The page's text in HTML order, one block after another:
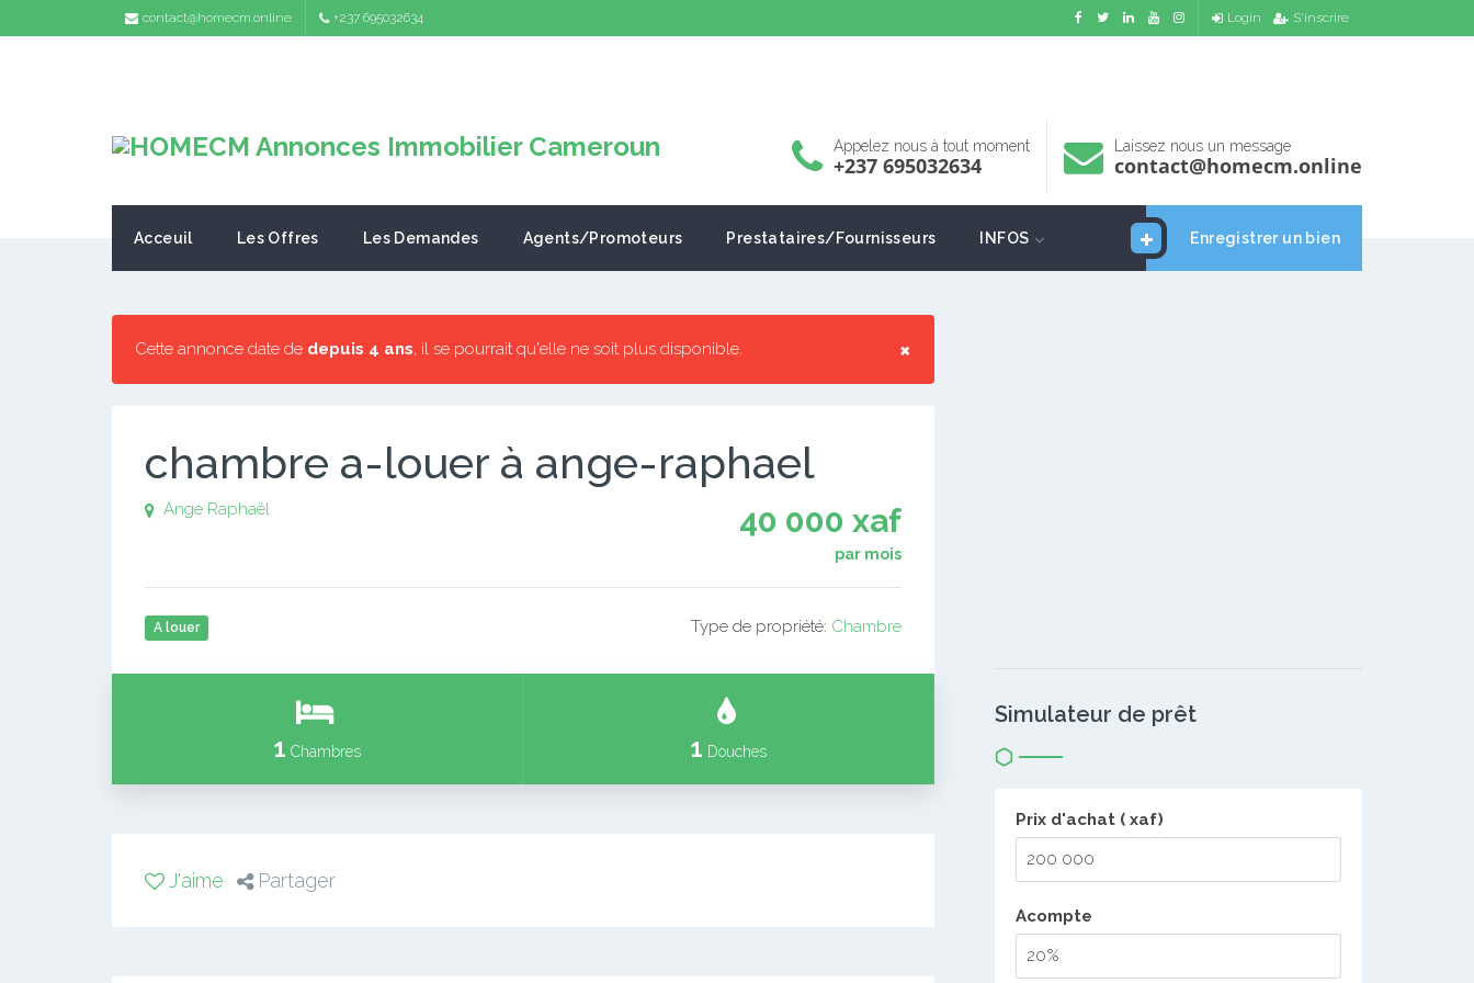
contact@homecm.online +237 695032634 Login S'inscrire
Appelez nous à tout moment
+237 695032634
Laissez nous un message
contact@homecm.online
Enregistrer un bien
Acceuil Les Offres Les Demandes Agents/Promoteurs Prestataires/Fournisseurs INFOS
×
Cette annonce date de depuis 4 ans, il se pourrait qu'elle ne soit plus disponible.
chambre a-louer à ange-raphael
40 000 xaf
par mois
Ange Raphaël
A louer Type de propriété: Chambre
1 Chambres 1 Douches
J'aime Partager
Simulateur de prêt
Prix d'achat ( xaf)
Acompte